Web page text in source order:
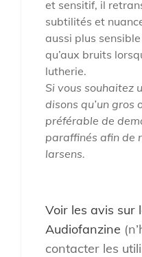
et sensitif, il
subtilités et
aussi plus
qu’aux bruits
lutherie.
Si vous souhaitez
disons qu’un gros
préférable de
paraffinés afin de
larsens.
Voir les avis sur
Audiofanzine
contacter les